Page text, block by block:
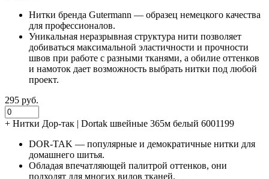
Нитки бренда Gutermann — образец немецкого качества
для профессионалов.
Уникальная неразрывная структура нити позволяет
добиваться максимальной эластичности и прочности
швов при работе с разными тканями, а обилие оттенков
и намоток дает возможность выбрать нитки под любой
проект.
295 руб.
+ Нитки Дор-так | Dortak швейные 365м белый 6001199
DOR-TAK — популярные и демократичные нитки для
домашнего шитья.
Обладая впечатляющей палитрой оттенков, они
подходят для многих видов тканей.